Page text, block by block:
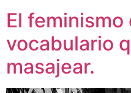
El feminismo
vocabulario
masajear.